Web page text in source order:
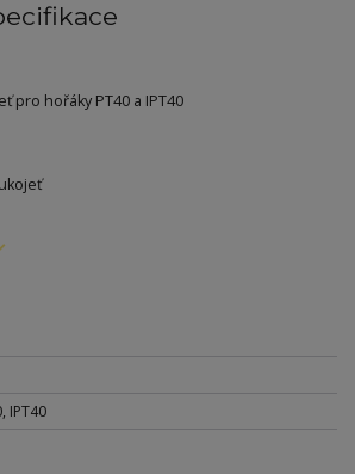
pro hořáky PT40 a IPT40
IPT40